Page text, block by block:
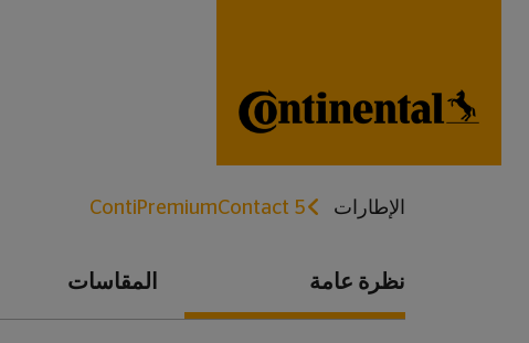
الإطارات ContiPremiumContact 5
نظرة عامة المقاسات